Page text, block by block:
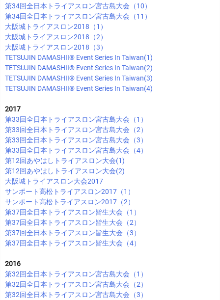
第34回全日本トライアスロン宮古島大会（10）
第34回全日本トライアスロン宮古島大会（11）
大阪城トライアスロン2018（1）
大阪城トライアスロン2018（2）
大阪城トライアスロン2018（3）
TETSUJIN DAMASHII®︎ Event Series In Taiwan(1)
TETSUJIN DAMASHII®︎ Event Series In Taiwan(2)
TETSUJIN DAMASHII®︎ Event Series In Taiwan(3)
TETSUJIN DAMASHII®︎ Event Series In Taiwan(4)
2017
第33回全日本トライアスロン宮古島大会（1）
第33回全日本トライアスロン宮古島大会（2）
第33回全日本トライアスロン宮古島大会（3）
第33回全日本トライアスロン宮古島大会（4）
第12回あやはしトライアスロン大会(1)
第12回あやはしトライアスロン大会(2)
大阪城トライアスロン大会2017
サンポート高松トライアスロン2017（1）
サンポート高松トライアスロン2017（2）
第37回全日本トライアスロン皆生大会（1）
第37回全日本トライアスロン皆生大会（2）
第37回全日本トライアスロン皆生大会（3）
第37回全日本トライアスロン皆生大会（4）
2016
第32回全日本トライアスロン宮古島大会（1）
第32回全日本トライアスロン宮古島大会（2）
第32回全日本トライアスロン宮古島大会（3）